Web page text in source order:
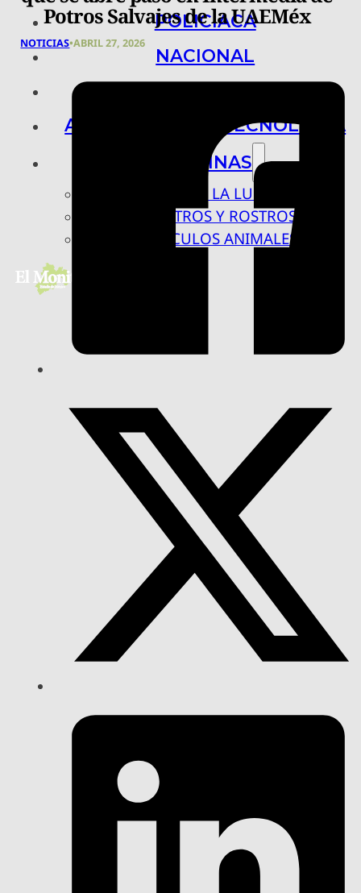
POLICIACA
NACIONAL
ARTE, CIENCIA Y TECNOLOGÍA
COLUMNAS
BAJO LA LUPA
RASTROS Y ROSTROS
VÍNCULOS ANIMALES
Potros Salvajes de la UAEMéx
NOTICIAS•ABRIL 27, 2026